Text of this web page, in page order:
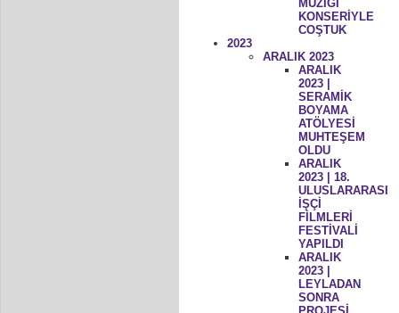
MÜZİĞİ
KONSERİYLE
COŞTUK
2023
ARALIK 2023
ARALIK
2023 |
SERAMİK
BOYAMA
ATÖLYESİ
MUHTEŞEM
OLDU
ARALIK
2023 | 18.
ULUSLARARASI
İŞÇİ
FİLMLERİ
FESTİVALİ
YAPILDI
ARALIK
2023 |
LEYLADAN
SONRA